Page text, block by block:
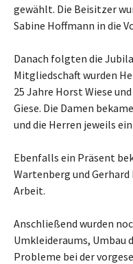
gewählt. Die Beisitzer
Sabine Hoffmann in die
Danach folgten die
Mitgliedschaft wurden
25 Jahre Horst Wiese
Giese. Die Damen
und die Herren jeweils
Ebenfalls ein Präsent
Wartenberg und
Arbeit.
Anschließend wurden
Umkleideraums, Umbau
Probleme bei der